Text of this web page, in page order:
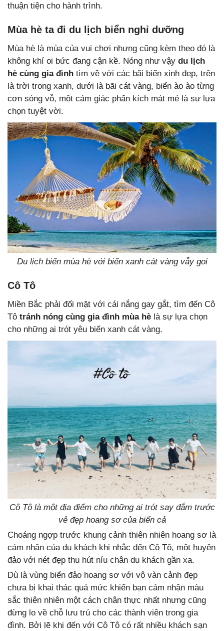
thuận tiện cho hành trình.
Mùa hè ta đi du lịch biển nghỉ dưỡng
Mùa hè là mùa của vui chơi nhưng cũng kèm theo đó là
không khí oi bức đang cận kề. Nóng như vậy du lịch
hè cùng gia đình tìm về với các bãi biển xinh đẹp, trên
là trời trong xanh, dưới là bãi cát vàng, biển ào ào từng
cơn sóng vỗ, một cảm giác phấn kích mát mẻ là sự lựa
chọn tuyệt vời.
Du lịch biển mùa hè với biển xanh cát vàng vẫy gọi
Cô Tô
Miền Bắc phải đối mặt với cái nắng gay gắt, tìm đến Cô
Tô tránh nóng cùng gia đình mùa hè là sự lựa chọn
cho những ai trót yêu biển xanh cát vàng.
Cô Tô là một địa điểm cho những ai trót say đắm trước
vẻ đẹp hoang sơ của biển cả
Choáng ngợp trước khung cảnh thiên nhiên hoang sơ là
cảm nhận của du khách khi nhắc đến Cô Tô, một huyện
đảo với nét đẹp thu hút níu chân du khách gần xa.
Dù là vùng biển đảo hoang sơ với vô vàn cảnh đẹp
chưa bị khai thác quá mức khiến bạn cảm nhận màu
sắc thiên nhiên một cách chân thực nhất nhưng cũng
đừng lo về chỗ lưu trú cho các thành viên trong gia
đình. Bởi lẽ khi đến với Cô Tô có rất nhiều khách sạn